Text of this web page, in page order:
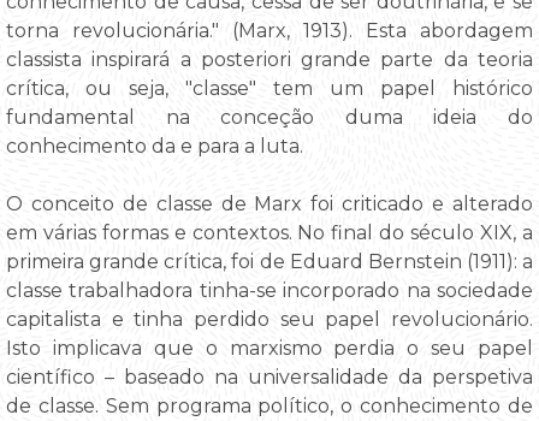
torna revolucionária." (Marx, 1913). Esta abordagem
classista inspirará a posteriori grande parte da teoria
crítica, ou seja, "classe" tem um papel histórico
fundamental na conceção duma ideia do
conhecimento da e para a luta.
O conceito de classe de Marx foi criticado e alterado
em várias formas e contextos. No final do século XIX, a
primeira grande crítica, foi de Eduard Bernstein (1911): a
classe trabalhadora tinha-se incorporado na sociedade
capitalista e tinha perdido seu papel revolucionário.
Isto implicava que o marxismo perdia o seu papel
científico – baseado na universalidade da perspetiva
de classe. Sem programa político, o conhecimento de